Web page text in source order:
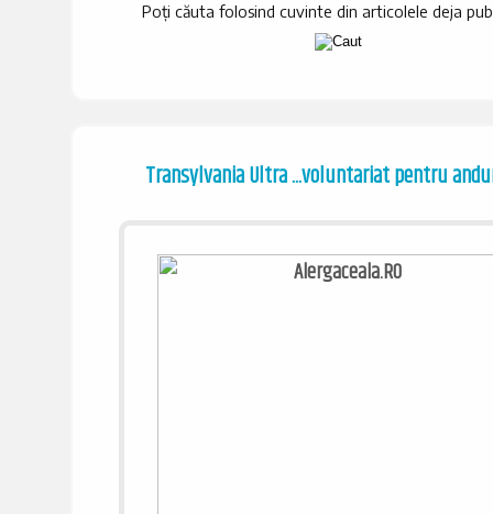
Poți căuta folosind cuvinte din articolele deja
Transylvania Ultra ...voluntariat pentru